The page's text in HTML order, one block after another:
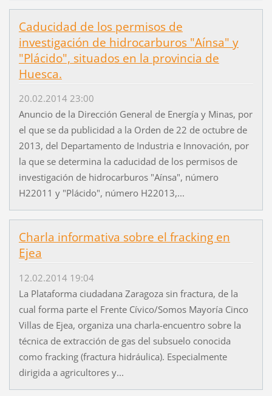
Caducidad de los permisos de
investigación de hidrocarburos "Aínsa" y
"Plácido", situados en la provincia de
Huesca.
20.02.2014 23:00
Anuncio de la Dirección General de Energía y Minas, por
el que se da publicidad a la Orden de 22 de octubre de
2013, del Departamento de Industria e Innovación, por
la que se determina la caducidad de los permisos de
investigación de hidrocarburos "Aínsa", número
H22011 y "Plácido", número H22013,...
Charla informativa sobre el fracking en
Ejea
12.02.2014 19:04
La Plataforma ciudadana Zaragoza sin fractura, de la
cual forma parte el Frente Cívico/Somos Mayoría Cinco
Villas de Ejea, organiza una charla-encuentro sobre la
técnica de extracción de gas del subsuelo conocida
como fracking (fractura hidráulica). Especialmente
dirigida a agricultores y...